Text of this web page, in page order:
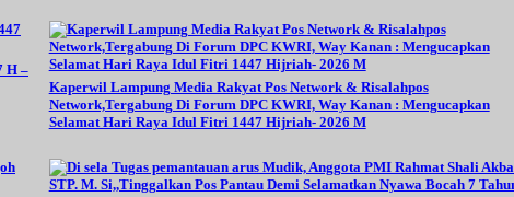
H –
Kaperwil Lampung Media Rakyat Pos Network & Risalahpos
Network,Tergabung Di Forum DPC KWRI, Way Kanan : Mengucapkan
Selamat Hari Raya Idul Fitri 1447 Hijriah- 2026 M